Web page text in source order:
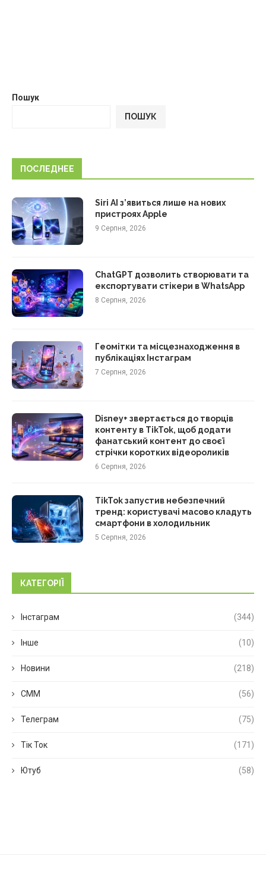
Пошук
ПОШУК
ПОСЛЕДНЕЕ
Siri AI з’явиться лише на нових
пристроях Apple
9 Серпня, 2026
ChatGPT дозволить створювати та
експортувати стікери в WhatsApp
8 Серпня, 2026
Геомітки та місцезнаходження в
публікаціях Інстаграм
7 Серпня, 2026
Disney+ звертається до творців
контенту в TikTok, щоб додати
фанатський контент до своєї
стрічки коротких відеороликів
6 Серпня, 2026
TikTok запустив небезпечний
тренд: користувачі масово кладуть
смартфони в холодильник
5 Серпня, 2026
КАТЕГОРІЇ
Інстаграм (344)
Інше (10)
Новини (218)
СММ (56)
Телеграм (75)
Тік Ток (171)
Ютуб (58)